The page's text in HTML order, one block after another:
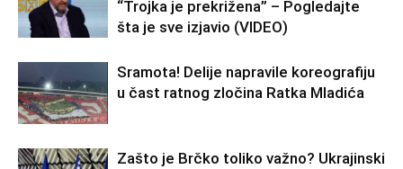
“Trojka je prekrižena” – Pogledajte
šta je sve izjavio (VIDEO)
Sramota! Delije napravile koreografiju
u čast ratnog zločina Ratka Mladića
Zašto je Brčko toliko važno? Ukrajinski